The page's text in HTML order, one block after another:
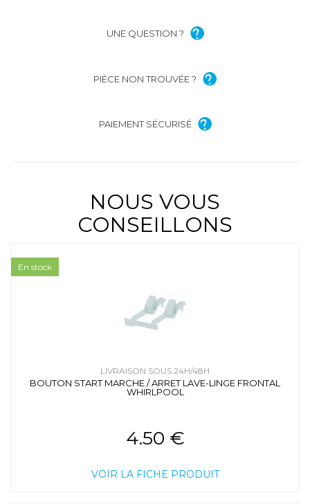
UNE QUESTION ?
PIÈCE NON TROUVÉE ?
PAIEMENT SÉCURISÉ
NOUS VOUS
CONSEILLONS
LIVRAISON SOUS 24H/48H
BOUTON START MARCHE / ARRET LAVE-LINGE FRONTAL
WHIRLPOOL
4.50 €
VOIR LA FICHE PRODUIT
En stock